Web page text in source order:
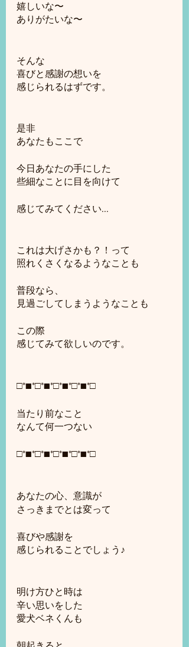
嬉しいな〜
ありがたいな〜
そんな
喜びと感謝の想いを
感じられるはずです。
是非
あなたもここで
今日あなたの手にした
些細なことに目を向けて
感じてみてください...
これは大げさかも？！って
照れくさくなるようなことも
普段なら、
見過ごしてしまうようなことも
この際
感じてみて欲しいのです。
□*■*□*■*□*■*□*■*□
当たり前なこと
なんて何一つない
□*■*□*■*□*■*□*■*□
あなたの心、意識が
さっきまでとは変って
喜びや感謝を
感じられることでしょう♪
明け方ひと時は
辛い思いをした
愛犬ベネくんも